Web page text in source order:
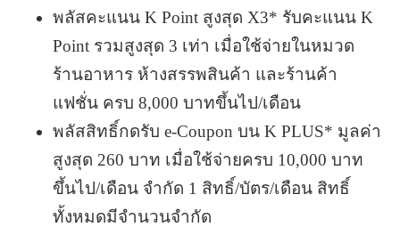
พลัสคะแนน K Point สูงสุด X3* รับคะแนน K
Point รวมสูงสุด 3 เท่า เมื่อใช้จ่ายในหมวด
ร้านอาหาร ห้างสรรพสินค้า และร้านค้า
แฟชั่น ครบ 8,000 บาทขึ้นไป/เดือน
พลัสสิทธิ์กดรับ e-Coupon บน K PLUS* มูลค่า
สูงสุด 260 บาท เมื่อใช้จ่ายครบ 10,000 บาท
ขึ้นไป/เดือน จำกัด 1 สิทธิ์/บัตร/เดือน สิทธิ์
ทั้งหมดมีจำนวนจำกัด